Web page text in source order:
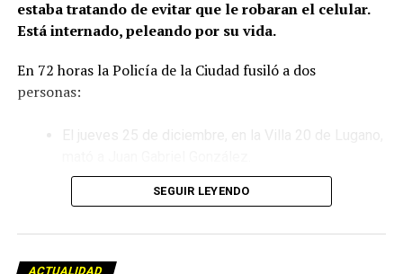
estaba tratando de evitar que le robaran el celular.
Está internado, peleando por su vida.
En 72 horas la Policía de la Ciudad fusiló a dos
personas:
El jueves 25 de diciembre, en la Villa 20 de Lugano,
Este domingo 28 de diciembre, en el barrio porteño
ahora lucha por su vida en el hospital Ramos Mejía.
SEGUIR LEYENDO
ACTUALIDAD